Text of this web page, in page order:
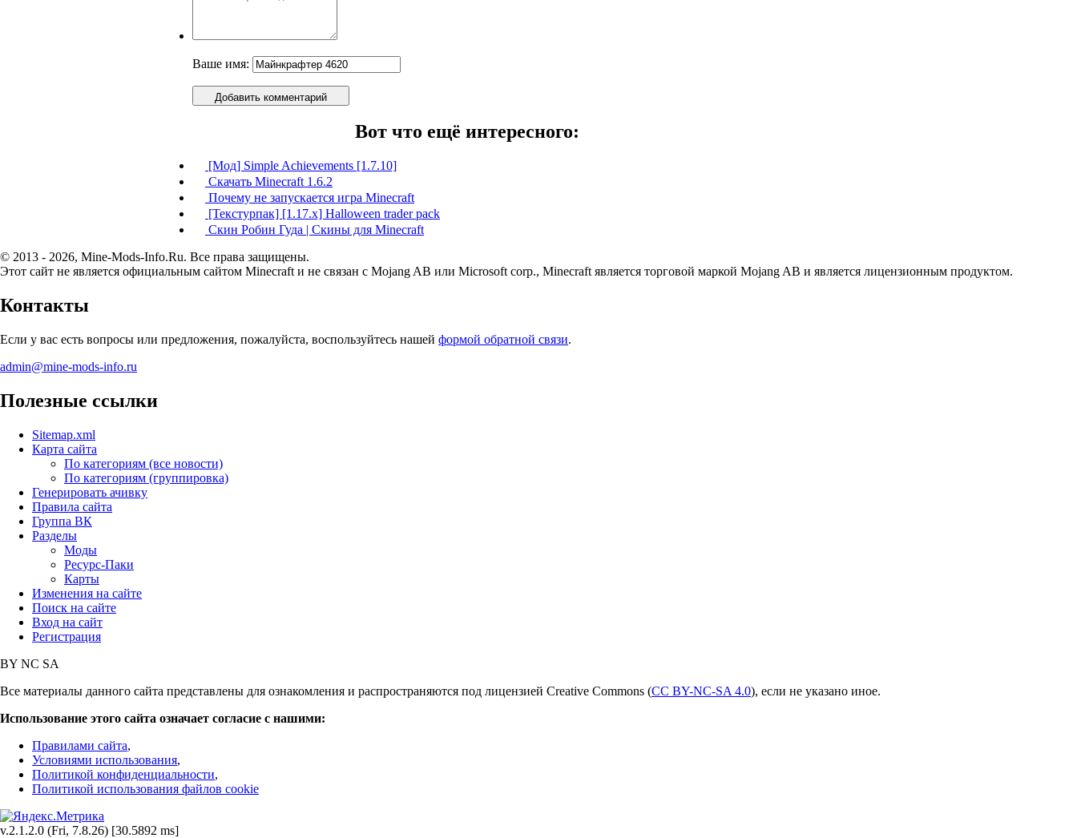
Ваше имя:
Добавить комментарий
Вот что ещё интересного:
[Мод] Simple Achievements [1.7.10]
Скачать Minecraft 1.6.2
Почему не запускается игра Minecraft
[Текстурпак] [1.17.x] Halloween trader pack
Скин Робин Гуда | Скины для Minecraft
© 2013 - 2026, Mine-Mods-Info.Ru. Все права защищены.
Этот сайт не является официальным сайтом Minecraft и не связан с Mojang AB или Microsoft corp., Minecraft является торговой маркой Mojang AB и является лицензионным продуктом.
Контакты
Если у вас есть вопросы или предложения, пожалуйста, воспользуйтесь нашей формой обратной связи.
admin@mine-mods-info.ru
Полезные ссылки
Sitemap.xml
Карта сайта
По категориям (все новости)
По категориям (группировка)
Генерировать ачивку
Правила сайта
Группа ВК
Разделы
Моды
Ресурс-Паки
Карты
Изменения на сайте
Поиск на сайте
Вход на сайт
Регистрация
BY NC SA
Все материалы данного сайта представлены для ознакомления и распространяются под лицензией Creative Commons (CC BY-NC-SA 4.0), если не указано иное.
Использование этого сайта означает согласие с нашими:
Правилами сайта,
Условиями использования,
Политикой конфиденциальности,
Политикой использования файлов cookie
v.2.1.2.0 (Fri, 7.8.26) [30.5892 ms]